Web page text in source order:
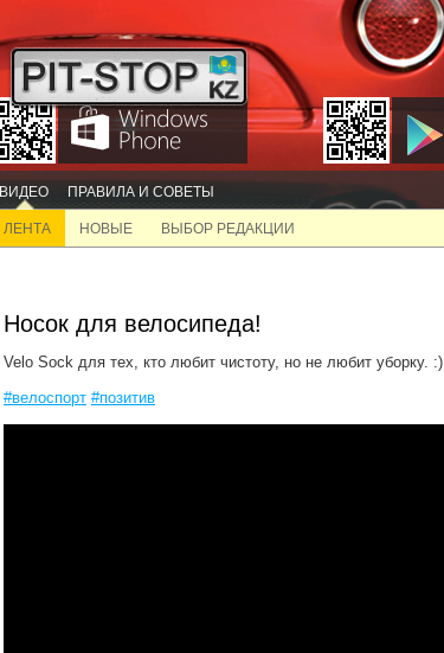
ВИДЕО ПРАВИЛА И СОВЕТЫ
ЛЕНТА НОВЫЕ ВЫБОР РЕДАКЦИИ
Носок для велосипеда!
Velo Sock для тех, кто любит чистоту, но не любит уборку. :)
#велоспорт #позитив